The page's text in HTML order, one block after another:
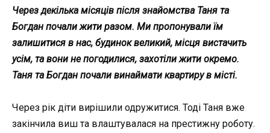
Через декілька місяців після знайомства Таня та
Богдан почали жити разом. Ми пропонували їм
залишитися в нас, будинок великий, місця вистачить
усім, та вони не погодилися, захотіли жити окремо.
Таня та Богдан почали винаймати квартиру в місті.
Через рік діти вирішили одружитися. Тоді Таня вже
закінчила виш та влаштувалася на престижну роботу.